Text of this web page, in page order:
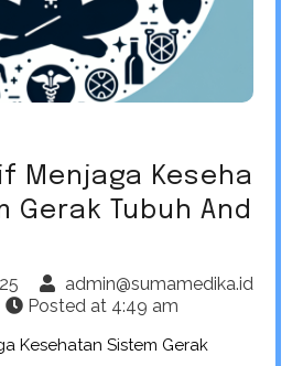
Menjaga Keseha
Gerak Tubuh And
admin@sumamedika.id
Posted at 4:49 am
Kesehatan Sistem Gerak